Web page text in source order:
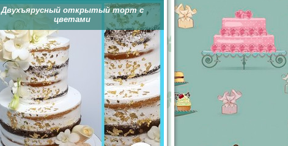
Двухъярусный открытый торт с
цветами